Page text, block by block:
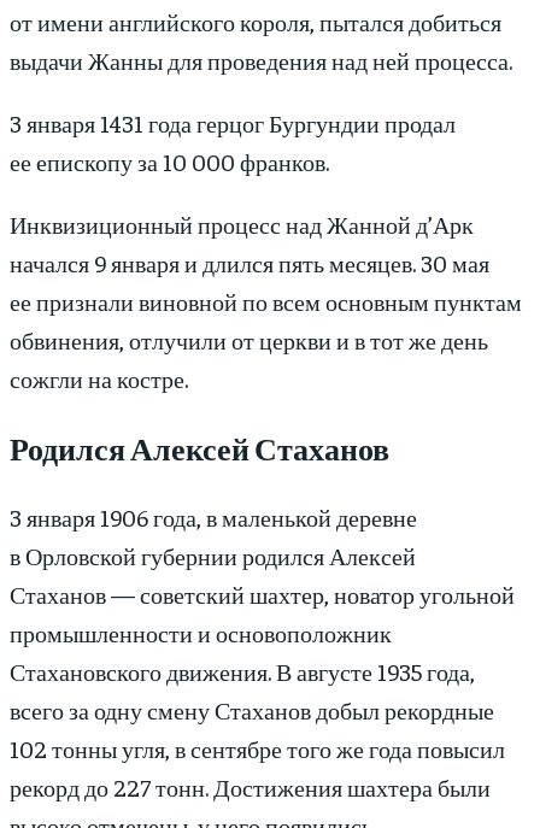
от имени английского короля, пытался добиться
выдачи Жанны для проведения над ней процесса.
3 января 1431 года герцог Бургундии продал
ее епископу за 10 000 франков.
Инквизиционный процесс над Жанной д’Арк
начался 9 января и длился пять месяцев. 30 мая
ее признали виновной по всем основным пунктам
обвинения, отлучили от церкви и в тот же день
сожгли на костре.
Родился Алексей Стаханов
3 января 1906 года, в маленькой деревне
в Орловской губернии родился Алексей
Стаханов — советский шахтер, новатор угольной
промышленности и основоположник
Стахановского движения. В августе 1935 года,
всего за одну смену Стаханов добыл рекордные
102 тонны угля, в сентябре того же года повысил
рекорд до 227 тонн. Достижения шахтера были